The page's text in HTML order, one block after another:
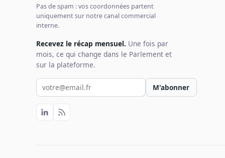
Pas de spam : vos coordonnées partent
uniquement sur notre canal commercial
interne.
Recevez le récap mensuel. Une fois par
mois, ce qui change dans le Parlement et
sur la plateforme.
Votre email pour la newsletter
M'abonner